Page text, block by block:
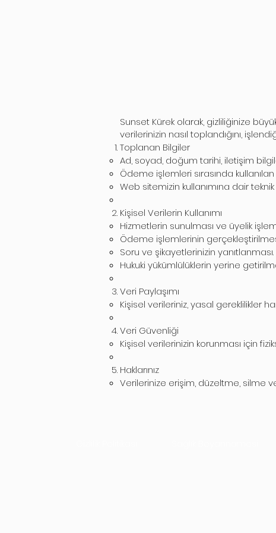
Sunset Kürek olarak, gizliliğinize
verilerinizin nasıl toplandığını,
Toplanan Bilgiler
Ad, soyad, doğum tarihi, iletişim
Ödeme işlemleri sırasında
Web sitemizin kullanımına dair
Kişisel Verilerin Kullanımı
Hizmetlerin sunulması ve üyelik
Ödeme işlemlerinin
Soru ve şikayetlerinizin yanıtlanması.
Hukuki yükümlülüklerin yerine
Veri Paylaşımı
Kişisel verileriniz, yasal gereklilikler
Veri Güvenliği
Kişisel verilerinizin korunması için
Haklarınız
Verilerinize erişim, düzeltme, silme